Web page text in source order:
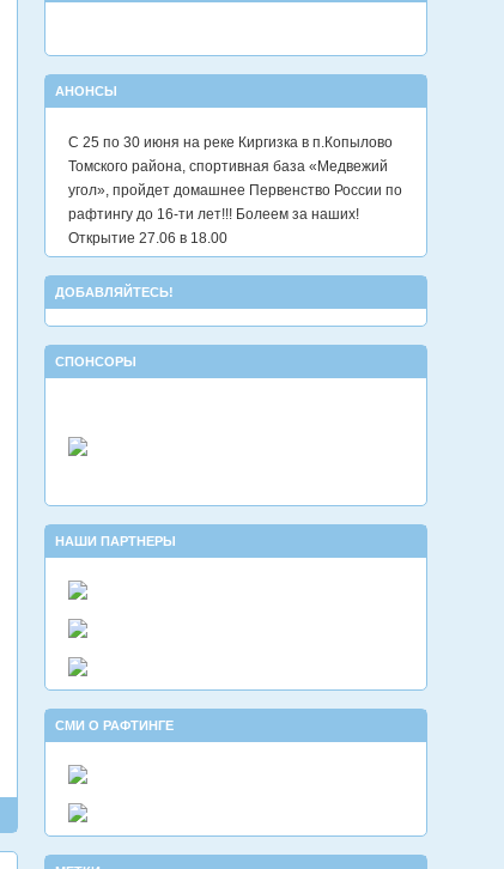
АНОНСЫ
С 25 по 30 июня на реке Киргизка в п.Копылово
Томского района, спортивная база «Медвежий
угол», пройдет домашнее Первенство России по
рафтингу до 16-ти лет!!! Болеем за наших!
Открытие 27.06 в 18.00
ДОБАВЛЯЙТЕСЬ!
СПОНСОРЫ
НАШИ ПАРТНЕРЫ
СМИ О РАФТИНГЕ